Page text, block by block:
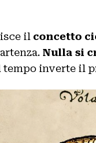
il concetto
Nulla si
tempo inverte